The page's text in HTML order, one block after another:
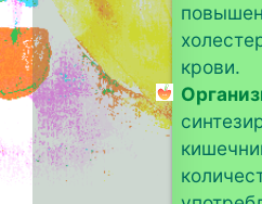
крови.